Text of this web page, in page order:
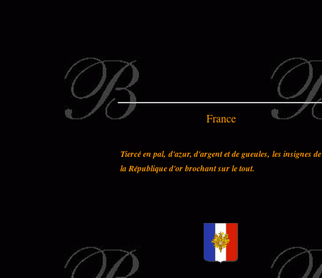
France
Tiercé en pal, d'azur, d'argent et de gueules, les insignes de
la République d'or brochant sur le tout.